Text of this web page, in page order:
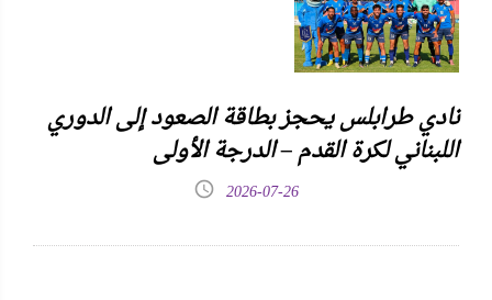
نادي طرابلس يحجز بطاقة الصعود إلى الدوري
اللبناني لكرة القدم – الدرجة الأولى
2026-07-26